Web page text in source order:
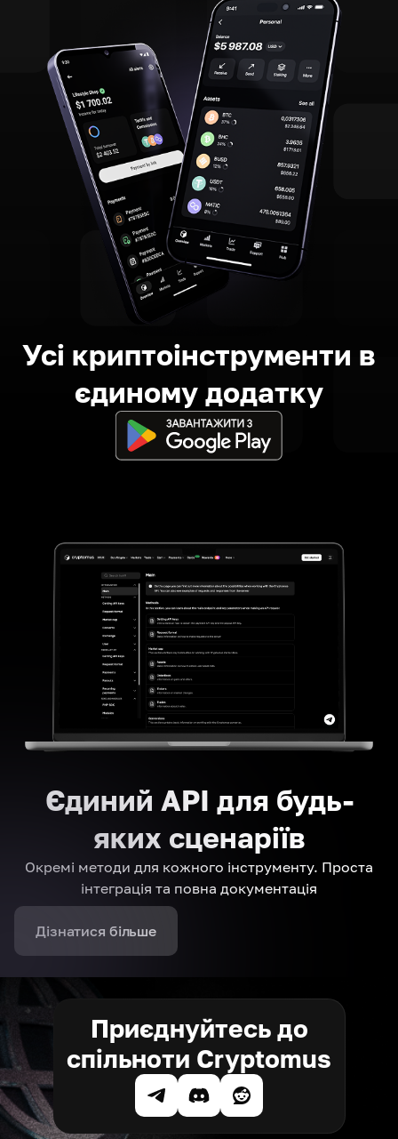
Усі криптоінструменти в
єдиному додатку
Єдиний API для будь-
яких сценаріїв
Окремі методи для кожного інструменту. Проста
інтеграція та повна документація
Дізнатися більше
Приєднуйтесь до
спільноти Cryptomus